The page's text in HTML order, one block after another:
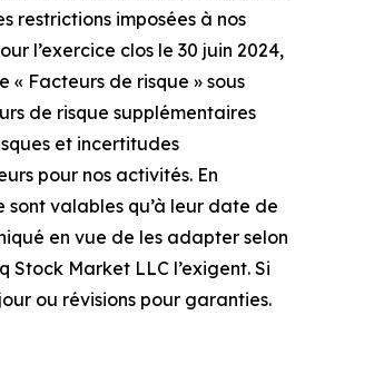
restrictions imposées à nos
l’exercice clos le 30 juin 2024,
« Facteurs de risque » sous
de risque supplémentaires
et incertitudes
pour nos activités. En
sont valables qu’à leur date de
en vue de les adapter selon
Market LLC l’exigent. Si
ou révisions pour garanties.